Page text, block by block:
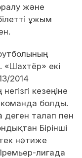
және
ұжым
екі
2014
кезеңіне
команда болды.
деген талап пен
Бірінші
нәтиже
лигада